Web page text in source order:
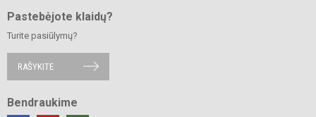
Pastebėjote klaidų?
Turite pasiūlymų?
RAŠYKITE
Bendraukime